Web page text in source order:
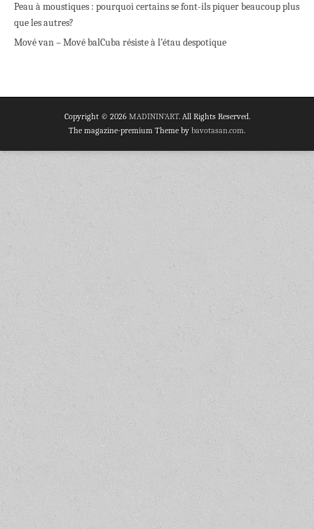
Peau à moustiques : pourquoi certains se font-ils piquer beaucoup plus
que les autres?
Mové van – Mové balCuba résiste à l’étau despotique
Copyright © 2026 MADININ'ART. All Rights Reserved.
The magazine-premium Theme by bavotasan.com.